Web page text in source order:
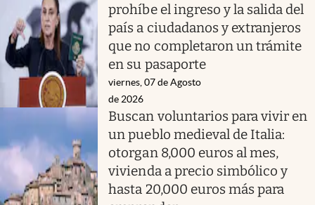
prohíbe el ingreso y la salida del
país a ciudadanos y extranjeros
que no completaron un trámite
en su pasaporte
viernes, 07 de Agosto
de 2026
Buscan voluntarios para vivir en
un pueblo medieval de Italia:
otorgan 8,000 euros al mes,
vivienda a precio simbólico y
hasta 20,000 euros más para